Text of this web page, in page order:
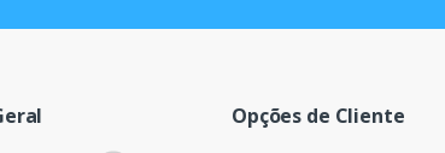
Opções de Cliente